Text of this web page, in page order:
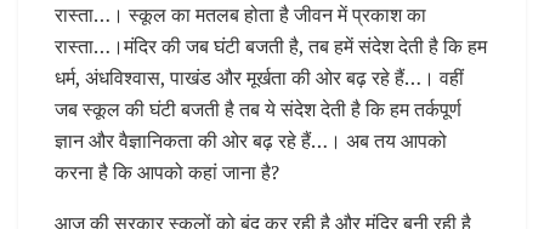
रास्ता…। स्कूल का मतलब होता है जीवन में प्रकाश का
रास्ता…।मंदिर की जब घंटी बजती है, तब हमें संदेश देती है कि हम
धर्म, अंधविश्वास, पाखंड और मूर्खता की ओर बढ़ रहे हैं…। वहीं
जब स्कूल की घंटी बजती है तब ये संदेश देती है कि हम तर्कपूर्ण
ज्ञान और वैज्ञानिकता की ओर बढ़ रहे हैं…। अब तय आपको
करना है कि आपको कहां जाना है?
आज की सरकार स्कूलों को बंद कर रही है और मंदिर बनी रही है